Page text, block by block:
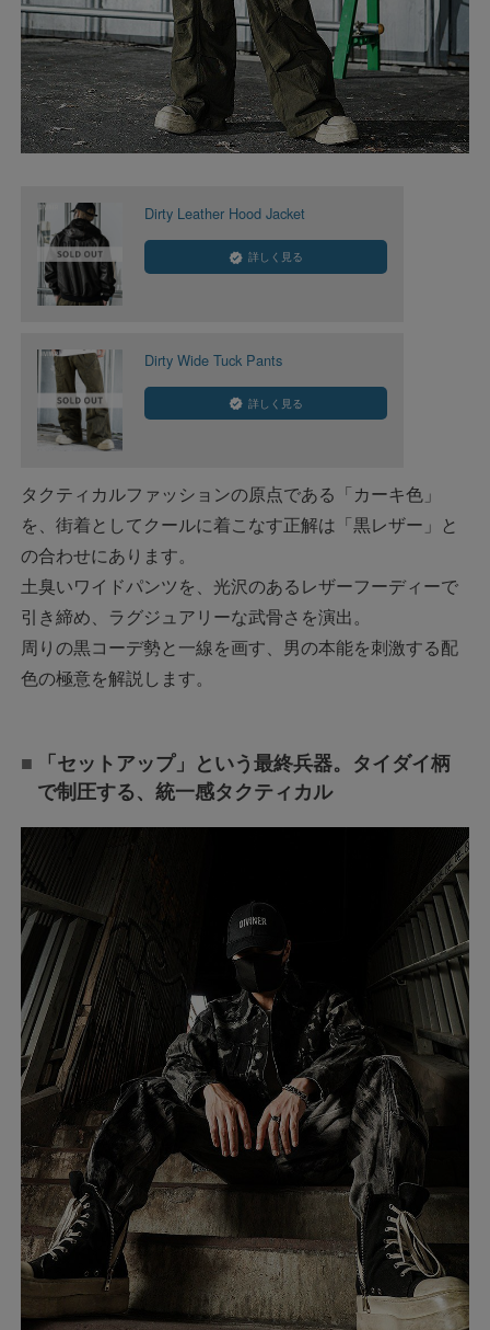
Dirty Leather Hood Jacket
詳しく見る
Dirty Wide Tuck Pants
詳しく見る
タクティカルファッションの原点である「カーキ色」
を、街着としてクールに着こなす正解は「黒レザー」と
の合わせにあります。
土臭いワイドパンツを、光沢のあるレザーフーディーで
引き締め、ラグジュアリーな武骨さを演出。
周りの黒コーデ勢と一線を画す、男の本能を刺激する配
色の極意を解説します。
「セットアップ」という最終兵器。タイダイ柄
で制圧する、統一感タクティカル